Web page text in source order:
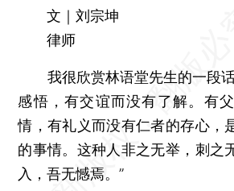
文｜刘宗坤
律师
我很欣赏林语堂先生的一段话
感悟，有交谊而没有了解。有
情，有礼义而没有仁者的存心，
的事情。这种人非之无举，刺之
入，吾无憾焉。”